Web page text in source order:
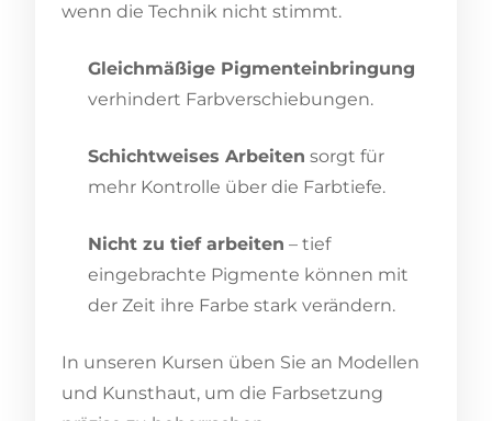
wenn die Technik nicht stimmt.
Gleichmäßige Pigmenteinbringung
verhindert Farbverschiebungen.
Schichtweises Arbeiten sorgt für
mehr Kontrolle über die Farbtiefe.
Nicht zu tief arbeiten – tief
eingebrachte Pigmente können mit
der Zeit ihre Farbe stark verändern.
In unseren Kursen üben Sie an Modellen
und Kunsthaut, um die Farbsetzung